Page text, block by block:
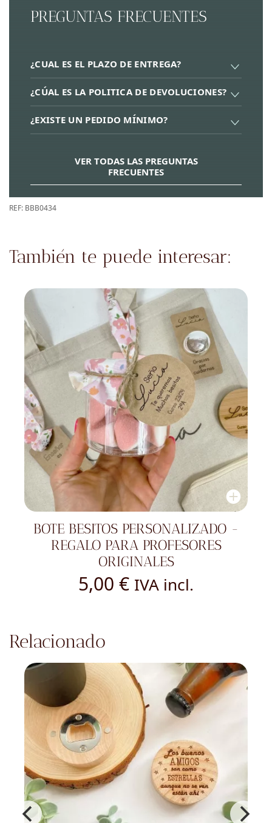
PREGUNTAS FRECUENTES
¿CUAL ES EL PLAZO DE ENTREGA?
¿CÚAL ES LA POLITICA DE DEVOLUCIONES?
¿EXISTE UN PEDIDO MÍNIMO?
VER TODAS LAS PREGUNTAS
FRECUENTES
REF: BBB0434
También te puede interesar:
BOTE BESITOS PERSONALIZADO -
REGALO PARA PROFESORES
ORIGINALES
5,00 € IVA incl.
Relacionado